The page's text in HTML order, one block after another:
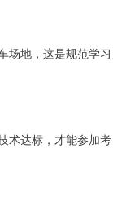
场地，这是规范学习
术达标，才能参加考